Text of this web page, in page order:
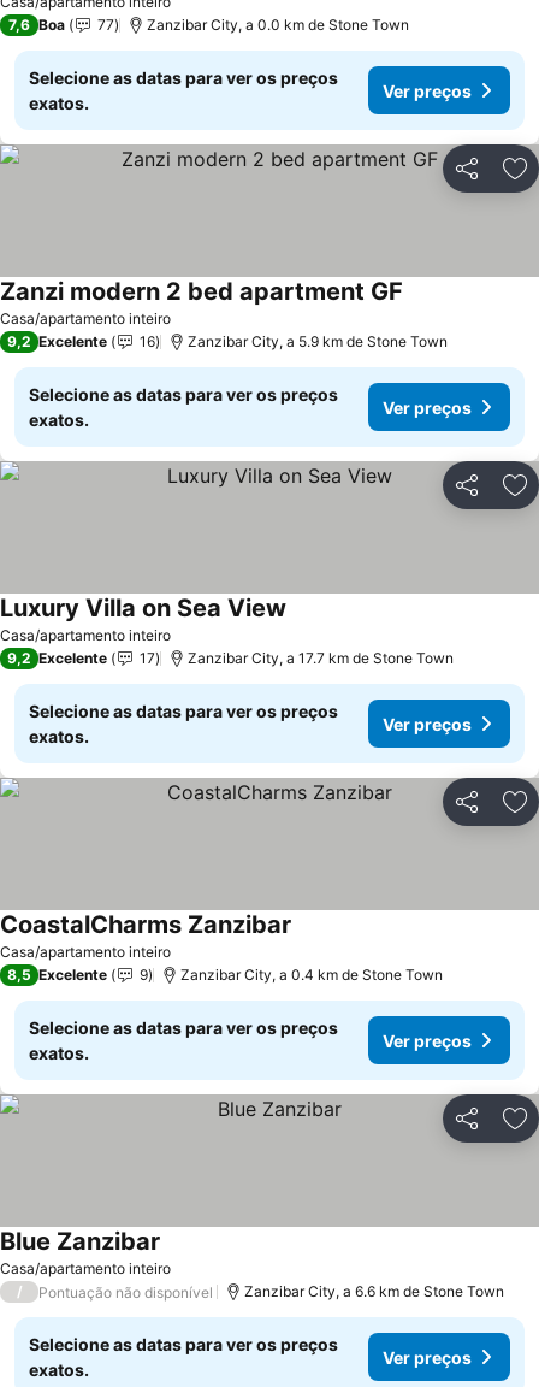
7,6 Boa 77 Zanzibar City, a 0.0 km de Stone Town
Selecione as datas para ver os preços
exatos.
Ver preços
Partilhar
Casa/apartamento inteiro
Zanzi modern 2 bed apartment GF
9,2 Excelente 16 Zanzibar City, a 5.9 km de Stone Town
Selecione as datas para ver os preços
exatos.
Ver preços
Partilhar
Casa/apartamento inteiro
Luxury Villa on Sea View
9,2 Excelente 17 Zanzibar City, a 17.7 km de Stone Town
Selecione as datas para ver os preços
exatos.
Ver preços
Partilhar
Casa/apartamento inteiro
CoastalCharms Zanzibar
8,5 Excelente 9 Zanzibar City, a 0.4 km de Stone Town
Selecione as datas para ver os preços
exatos.
Ver preços
Partilhar
Casa/apartamento inteiro
Blue Zanzibar
/ Pontuação não disponível Zanzibar City, a 6.6 km de Stone Town
Selecione as datas para ver os preços
exatos.
Ver preços